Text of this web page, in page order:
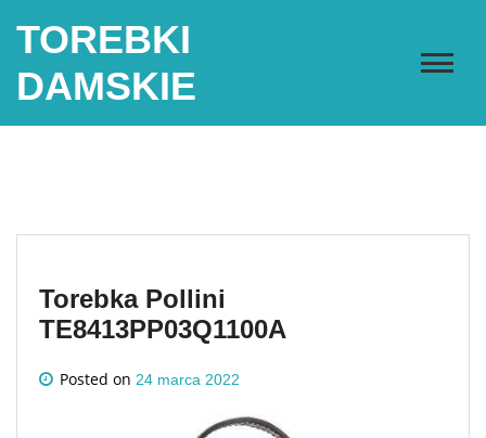
TOREBKI
DAMSKIE
Torebka Pollini
TE8413PP03Q1100A
Posted on 24 marca 2022